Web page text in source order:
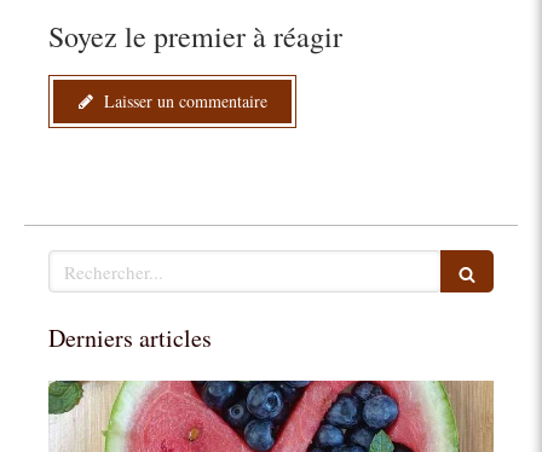
Soyez le premier à réagir
Laisser un commentaire
Rechercher
Derniers articles